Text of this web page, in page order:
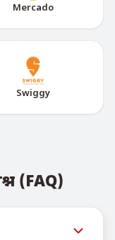
Mercado
Swiggy
(FAQ)